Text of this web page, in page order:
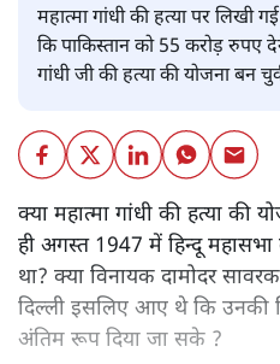
महात्मा गांधी की हत्या पर लिखी
कि पाकिस्तान को 55 करोड़ रुपए
गांधी जी की हत्या की योजना बन
क्या महात्मा गांधी की हत्या
ही अगस्त 1947 में हिन्दू
था? क्या विनायक दामोदर
दिल्ली इसलिए आए थे कि उनकी
अंतिम रूप दिया जा सके ?